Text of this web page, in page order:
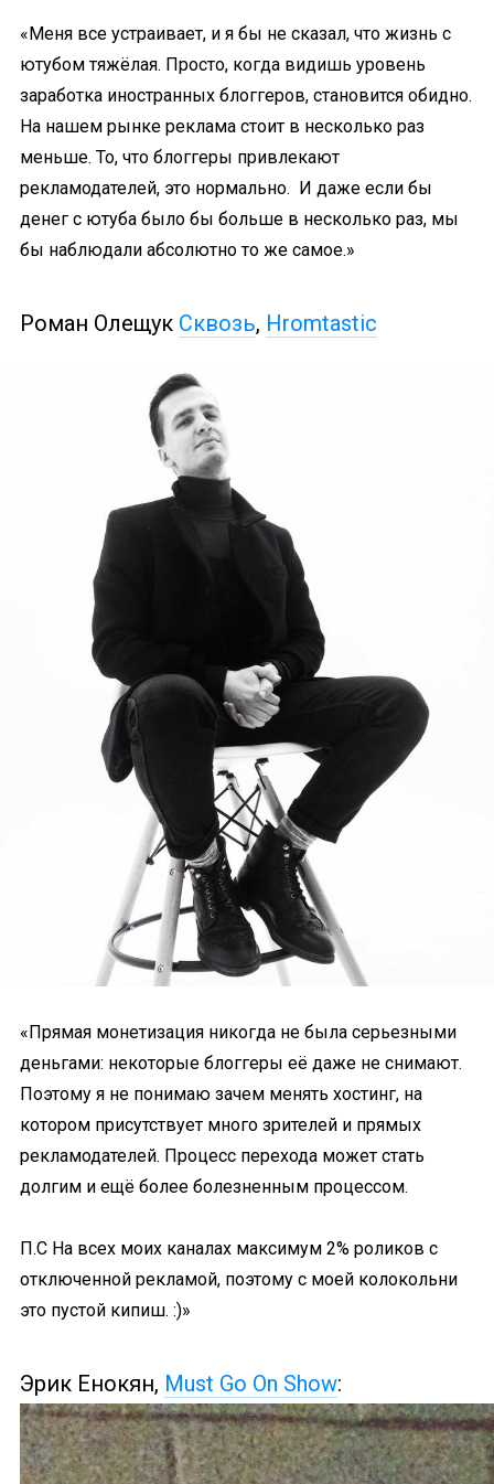
«Меня все устраивает, и я бы не сказал, что жизнь с
ютубом тяжёлая. Просто, когда видишь уровень
заработка иностранных блоггеров, становится обидно.
На нашем рынке реклама стоит в несколько раз
меньше. То, что блоггеры привлекают
рекламодателей, это нормально. И даже если бы
денег с ютуба было бы больше в несколько раз, мы
бы наблюдали абсолютно то же самое.»
Роман Олещук Сквозь, Hromtastic
«Прямая монетизация никогда не была серьезными
деньгами: некоторые блоггеры её даже не снимают.
Поэтому я не понимаю зачем менять хостинг, на
котором присутствует много зрителей и прямых
рекламодателей. Процесс перехода может стать
долгим и ещё более болезненным процессом.
П.С На всех моих каналах максимум 2% роликов с
отключенной рекламой, поэтому с моей колокольни
это пустой кипиш. :)»
Эрик Енокян, Must Go On Show: